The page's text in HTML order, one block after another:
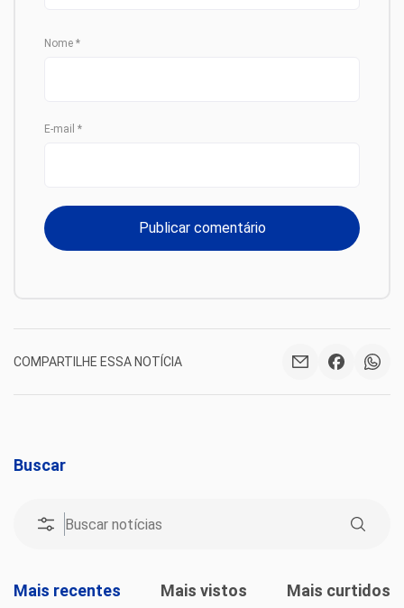
Nome *
E-mail *
COMPARTILHE ESSA NOTÍCIA
Buscar
Mais recentes Mais vistos Mais curtidos